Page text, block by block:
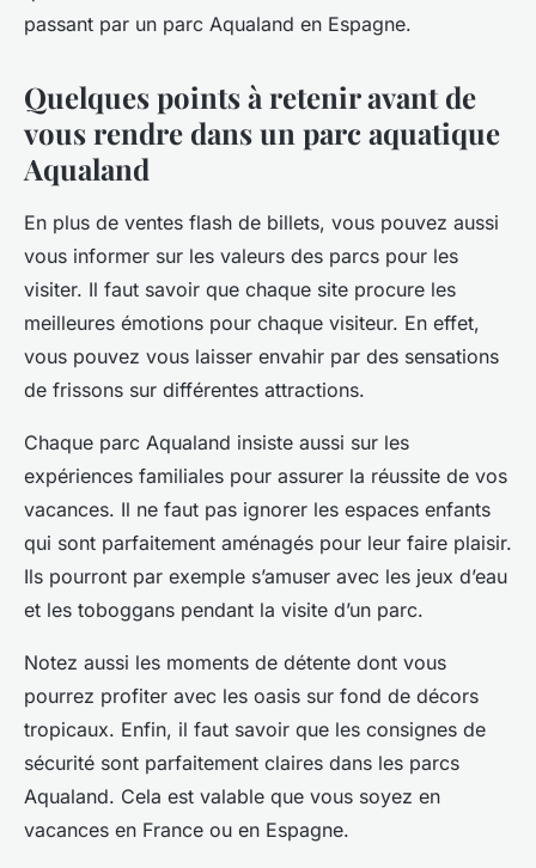
passant par un parc Aqualand en Espagne.
Quelques points à retenir avant de
vous rendre dans un parc aquatique
Aqualand
En plus de ventes flash de billets, vous pouvez aussi
vous informer sur les valeurs des parcs pour les
visiter. Il faut savoir que chaque site procure les
meilleures émotions pour chaque visiteur. En effet,
vous pouvez vous laisser envahir par des sensations
de frissons sur différentes attractions.
Chaque parc Aqualand insiste aussi sur les
expériences familiales pour assurer la réussite de vos
vacances. Il ne faut pas ignorer les espaces enfants
qui sont parfaitement aménagés pour leur faire plaisir.
Ils pourront par exemple s’amuser avec les jeux d’eau
et les toboggans pendant la visite d’un parc.
Notez aussi les moments de détente dont vous
pourrez profiter avec les oasis sur fond de décors
tropicaux. Enfin, il faut savoir que les consignes de
sécurité sont parfaitement claires dans les parcs
Aqualand. Cela est valable que vous soyez en
vacances en France ou en Espagne.